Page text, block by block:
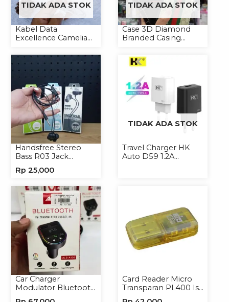
TIDAK ADA STOK
Kabel Data
Excellence Camelia
C
TIDAK ADA STOK
Case 3D Diamond
Branded Casing
Universal
Handsfree Stereo
Bass R03 Jack
Headset Earphone
Rp 25,000
TIDAK ADA STOK
Travel Charger HK
Auto D59 1.2A
Car Charger
Modulator Bluetooth
Card Reader Micro
Transparan PL400 Isi